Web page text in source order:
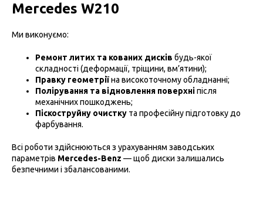
Mercedes W210
Ми виконуємо:
Ремонт литих та кованих дисків будь-якої
складності (деформації, тріщини, вм’ятини);
Правку геометріїна високоточному обладнанні;
Полірування та відновлення поверхніпісля
механічних пошкоджень;
Піскоструйну очистку та професійну підготовку до
фарбування.
Всі роботи здійснюються з урахуванням заводських
параметрів Mercedes-Benz — щоб диски залишались
безпечними і збалансованими.